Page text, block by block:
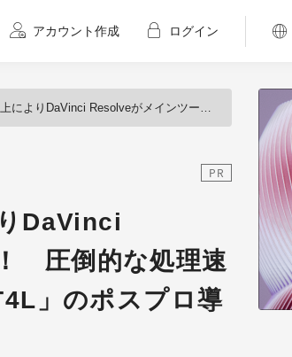
アカウント作成 ログイン
ンツール化！ 圧倒的な処理速度を誇る「BOXX APEXX T4L」のポスプロ導入事例を直撃
PR
DaVinci
圧倒的な処理速
」のポスプロ導